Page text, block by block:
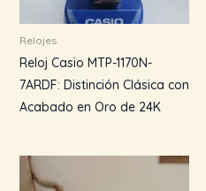
Relojes
Reloj Casio MTP-1170N-
7ARDF: Distinción Clásica con
Acabado en Oro de 24K